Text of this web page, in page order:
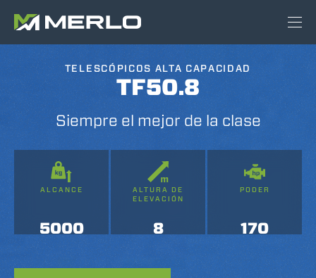
TELESCÓPICOS ALTA CAPACIDAD
TF50.8
Siempre el mejor de la clase
ALCANCE
5000
ALTURA DE
ELEVACIÓN
8
PODER
170